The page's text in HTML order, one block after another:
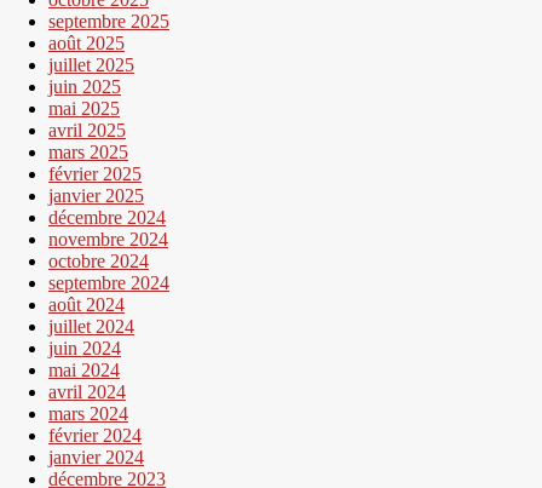
septembre 2025
août 2025
juillet 2025
juin 2025
mai 2025
avril 2025
mars 2025
février 2025
janvier 2025
décembre 2024
novembre 2024
octobre 2024
septembre 2024
août 2024
juillet 2024
juin 2024
mai 2024
avril 2024
mars 2024
février 2024
janvier 2024
décembre 2023